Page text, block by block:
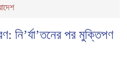
নি’র্যা’তনের পর মুক্তিপণ